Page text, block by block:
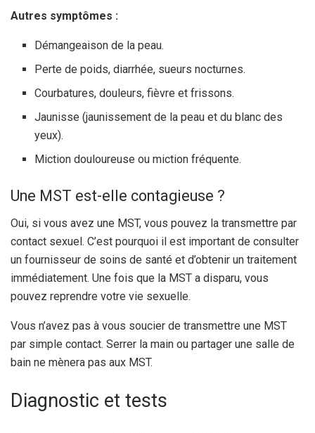
Autres symptômes :
Démangeaison de la peau.
Perte de poids, diarrhée, sueurs nocturnes.
Courbatures, douleurs, fièvre et frissons.
Jaunisse (jaunissement de la peau et du blanc des
yeux).
Miction douloureuse ou miction fréquente.
Une MST est-elle contagieuse ?
Oui, si vous avez une MST, vous pouvez la transmettre par
contact sexuel. C’est pourquoi il est important de consulter
un fournisseur de soins de santé et d’obtenir un traitement
immédiatement. Une fois que la MST a disparu, vous
pouvez reprendre votre vie sexuelle.
Vous n’avez pas à vous soucier de transmettre une MST
par simple contact. Serrer la main ou partager une salle de
bain ne mènera pas aux MST.
Diagnostic et tests